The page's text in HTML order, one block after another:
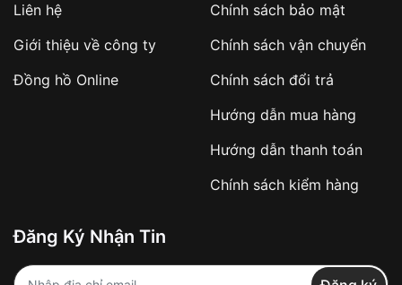
sản phẩm đặc biệt
Khách hàng cần
đặt cọc trước 10% giá trị đơn
hàng
Số tiền còn lại thanh toán khi nhận hàng hoặc
✔️ Hạn chế tình trạng hủy đơn không mong
Từ khóa SEO:
Liên hệ
Giới thiệu về công ty
Đồng hồ Online
Chính sách bảo mật
Chính sách vận chuyển
Chính sách đổi trả
Hướng dẫn mua hàng
Hướng dẫn thanh toán
Chính sách kiểm hàng
Đăng Ký Nhận Tin